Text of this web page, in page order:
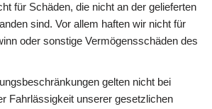
für Schäden, die nicht an der gelieferten
sind. Vor allem haften wir nicht für
oder sonstige Vermögensschäden des
gelten nicht bei
Fahrlässigkeit unserer gesetzlichen